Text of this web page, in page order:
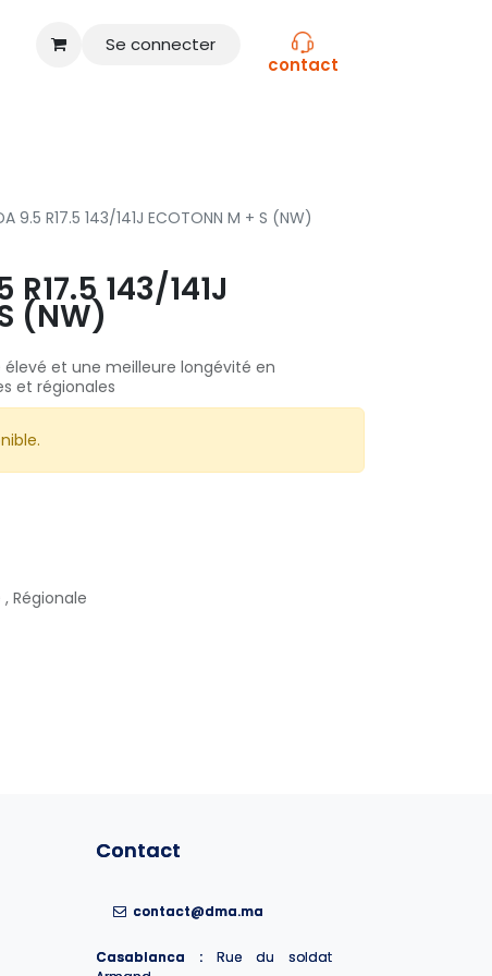
Se connecter
contact
9.5 R17.5 143/141J ECOTONN M + S (NW)
R17.5 143/141J
(NW)
et une meilleure longévité en
et régionales
, Régionale
Contact
contact@dma.ma
Casablanca :
Rue du soldat
Contact
contact@dma.ma
Casablanca :
Rue du soldat